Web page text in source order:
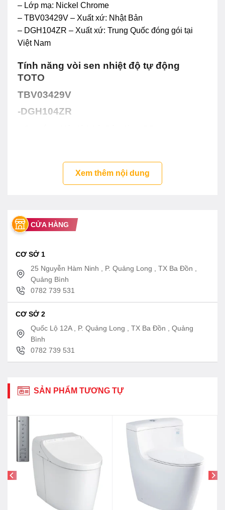
– Lớp mạ: Nickel Chrome
– TBV03429V – Xuất xứ: Nhật Bản
– DGH104ZR – Xuất xứ: Trung Quốc đóng gói tại
Việt Nam
Tính năng vòi sen nhiệt độ tự động
TOTO
TBV03429V
-DGH104ZR
cao cấp dễ sử dụng
– Thiết kế mang đậm phong cách Nhật
– Van đĩa bằng sứ chống bám cặn bẩn giúp khóa
nước hoàn toàn
Xem thêm nội dung
CỬA HÀNG
CƠ SỞ 1
25 Nguyễn Hàm Ninh , P. Quảng Long , TX Ba Đồn ,
Quảng Bình
0782 739 531
CƠ SỞ 2
Quốc Lộ 12A , P. Quảng Long , TX Ba Đồn , Quảng
Bình
0782 739 531
SẢN PHẨM TƯƠNG TỰ